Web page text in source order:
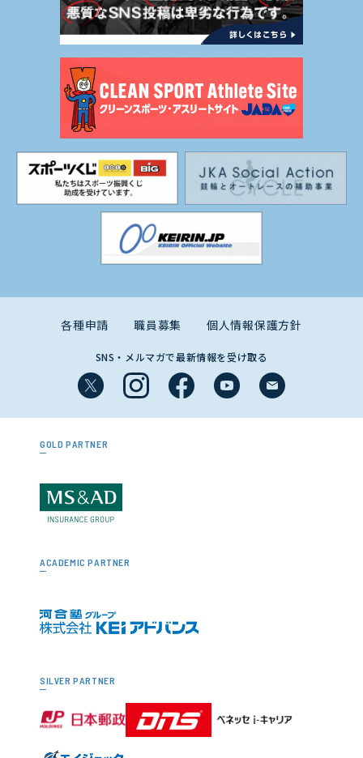
各種申請 職員募集 個人情報保護方針
SNS・メルマガで最新情報を受け取る
GOLD PARTNER
ACADEMIC PARTNER
SILVER PARTNER